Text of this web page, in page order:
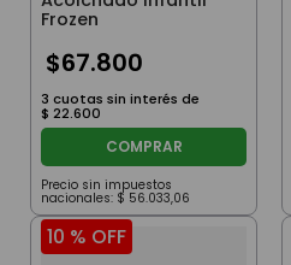
Frozen
$67.800
3 cuotas sin interés de
$ 22.600
COMPRAR
Precio sin impuestos
nacionales: $ 56.033,06
10 % OFF